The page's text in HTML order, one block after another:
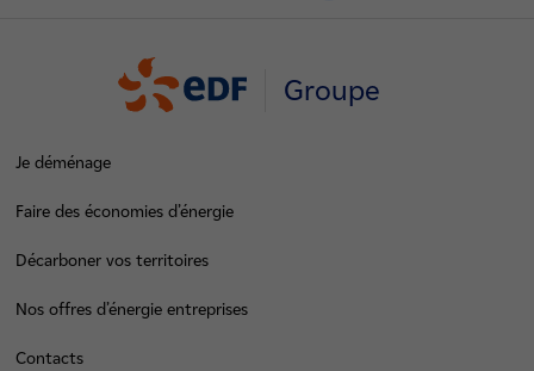
Groupe
Je déménage
Faire des économies d’énergie
Décarboner vos territoires
Nos offres d’énergie entreprises
Contacts